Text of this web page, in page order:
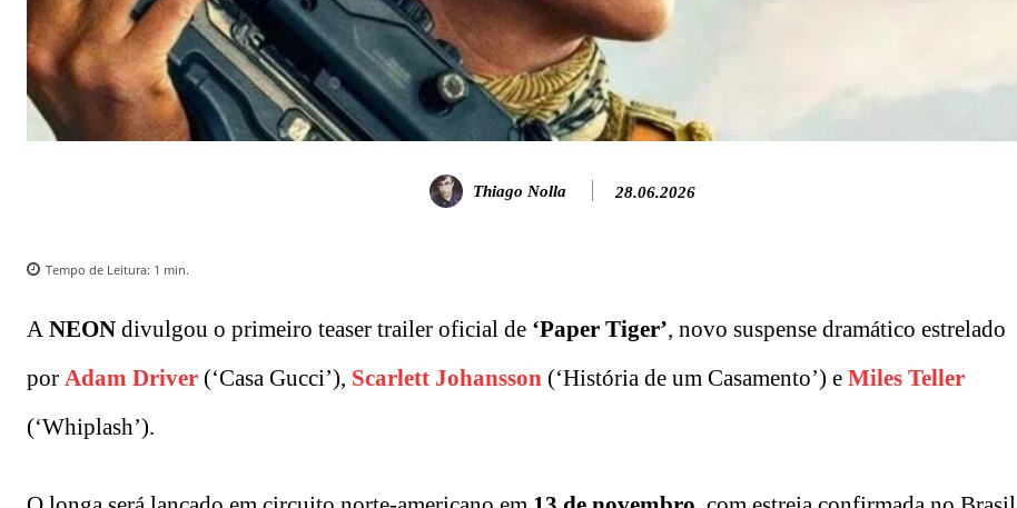
Thiago Nolla 28.06.2026
Tempo de Leitura: 1 min.
A NEON divulgou o primeiro teaser trailer oficial de ‘Paper Tiger’, novo suspense dramático estrelado
por Adam Driver (‘Casa Gucci’), Scarlett Johansson (‘História de um Casamento’) e Miles Teller
(‘Whiplash’).